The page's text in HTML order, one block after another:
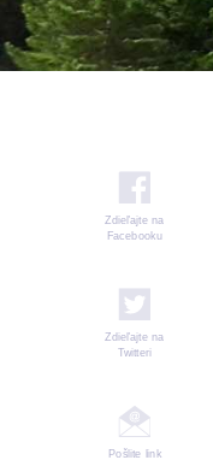
Zdieľajte na
Facebooku
Zdieľajte na
Twitteri
Pošlite link
Fitness centrum s